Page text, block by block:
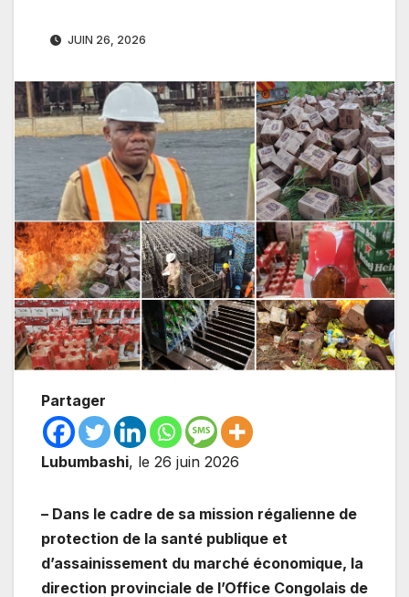
JUIN 26, 2026
Partager
Lubumbashi, le 26 juin 2026
– Dans le cadre de sa mission régalienne de
protection de la santé publique et
d’assainissement du marché économique, la
direction provinciale de l’Office Congolais de